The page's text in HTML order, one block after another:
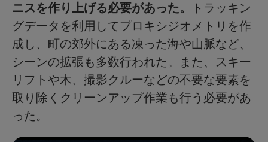
ニスを作り上げる必要があった。
トラッキン
グデータを利用してプロキシジオメトリを作
成し、町の郊外にある凍った海や山脈など、
シーンの拡張も多数行われた。また、スキー
リフトや木、撮影クルーなどの不要な要素を
取り除くクリーンアップ作業も行う必要があ
った。